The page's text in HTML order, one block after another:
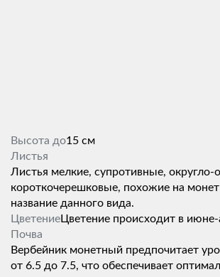
Высота до15 см
Листья
Листья мелкие, супротивные, округло-
короткочерешковые, похожие на
название данного вида.
ЦветениеЦветение происходит в июне-
Почва
Вербейник монетный предпочитает
от 6.5 до 7.5, что обеспечивает